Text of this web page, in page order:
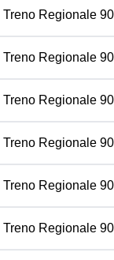
Treno Regionale
Treno Regionale
Treno Regionale
Treno Regionale
Treno Regionale
Treno Regionale